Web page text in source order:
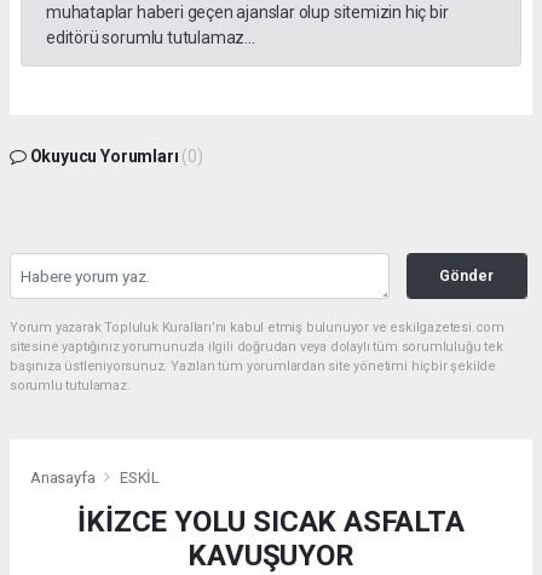
muhataplar haberi geçen ajanslar olup sitemizin hiç bir
editörü sorumlu tutulamaz...
Okuyucu Yorumları (0)
Gönder
Yorum yazarak Topluluk Kuralları’nı kabul etmiş bulunuyor ve eskilgazetesi.com
sitesine yaptığınız yorumunuzla ilgili doğrudan veya dolaylı tüm sorumluluğu tek
başınıza üstleniyorsunuz. Yazılan tüm yorumlardan site yönetimi hiçbir şekilde
sorumlu tutulamaz.
Anasayfa ESKİL
İKİZCE YOLU SICAK ASFALTA
KAVUŞUYOR